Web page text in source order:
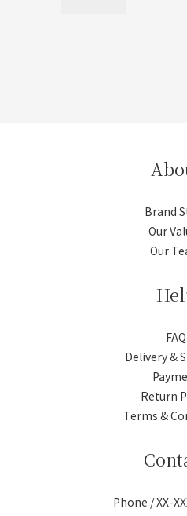
Brand
Our
Our
FAQ
Delivery &
Return
Terms &
Phone / XX-